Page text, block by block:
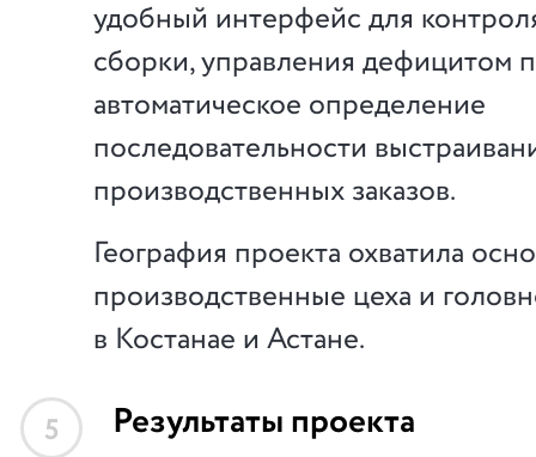
удобный интерфейс для
сборки, управления дефицитом
автоматическое определение
последовательности
производственных заказов.
География проекта охватила
производственные цеха и
в Костанае и Астане.
5 Результаты проекта